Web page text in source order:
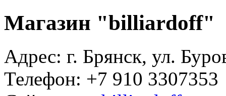
Магазин "billiardoff"
Адрес: г. Брянск, ул.
Телефон: +7 910 3307353